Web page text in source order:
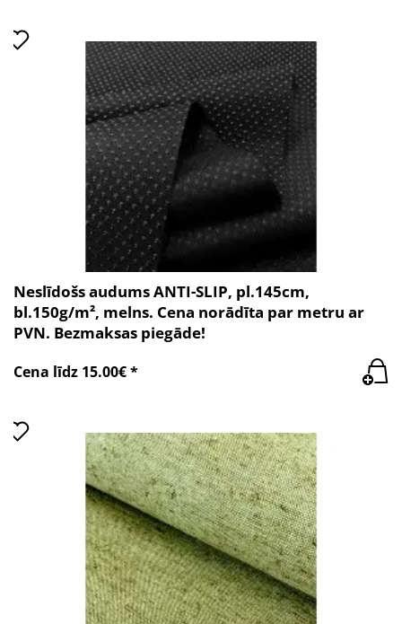
Neslīdošs audums ANTI-SLIP, pl.145cm,
bl.150g/m², melns. Cena norādīta par metru ar
PVN. Bezmaksas piegāde!
Cena līdz 15.00€ *